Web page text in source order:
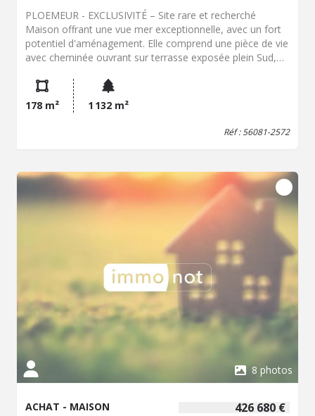
PLOEMEUR - EXCLUSIVITÉ – Site rare et recherché
Maison offrant une vue mer exceptionnelle, avec un fort
potentiel d'aménagement. Elle comprend une pièce de vie
avec cheminée ouvrant sur terrasse exposée plein Sud,
privative, salle d'eau et WC. En rez-de-jardin : espace
complémentaire avec séjour donnant sur le parc, 3
chambres, salle d'eau, buanderie et pièce annexe. Garage
indépendant. Parc arboré et clos, cadre privilégié. Travaux
BLANCHER - PORT 06.08.04.65.69 SMS
178 m² 1 132 m²
Réf : 56081-2572
8 photos
426 680 €
ACHAT - MAISON